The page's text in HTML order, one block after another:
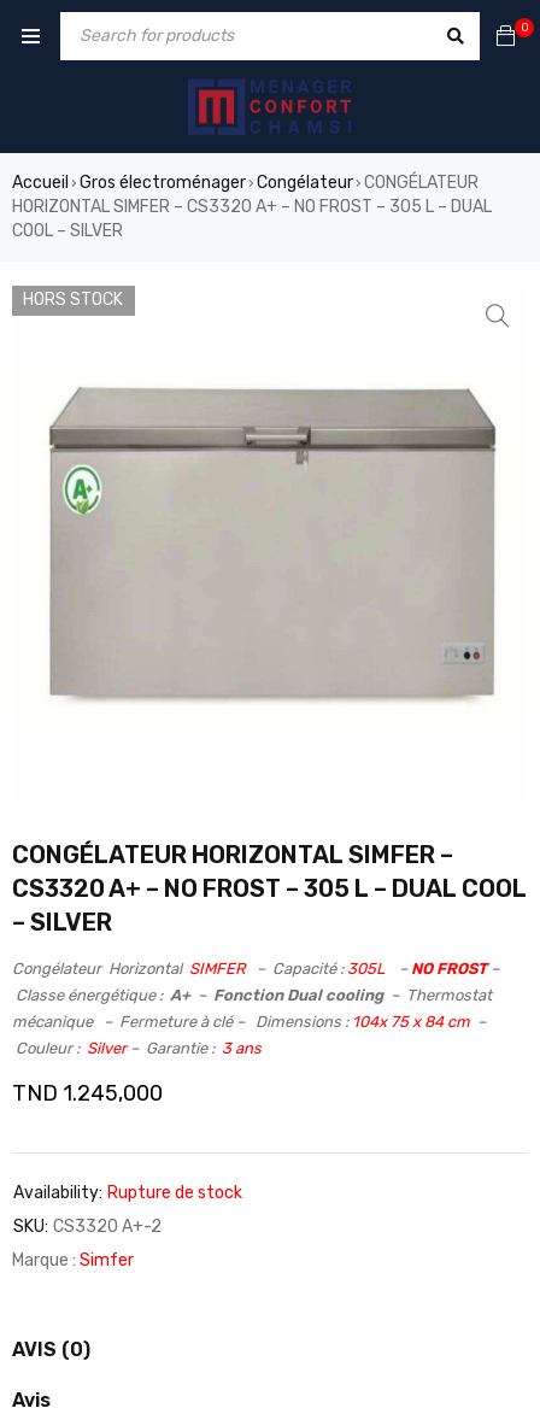
0
Accueil › Gros électroménager› Congélateur› CONGÉLATEUR
HORIZONTAL SIMFER – CS3320 A+ – NO FROST – 305 L – DUAL
COOL – SILVER
HORS STOCK
CONGÉLATEUR HORIZONTAL SIMFER –
CS3320 A+ – NO FROST – 305 L – DUAL COOL
– SILVER
Congélateur Horizontal SIMFER – Capacité :305L –NO FROST –
Classe énergétique : A+– Fonction Dual cooling– Thermostat
mécanique – Fermeture à clé – Dimensions : 104x 75 x 84 cm –
Couleur : Silver– Garantie : 3 ans
TND 1.245,000
Availability: Rupture de stock
SKU: CS3320 A+-2
Marque : Simfer
AVIS (0)
Avis